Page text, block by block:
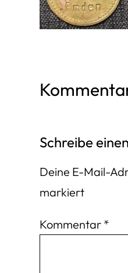
Schreibe
Deine E-Mail-
markiert
Kommentar *